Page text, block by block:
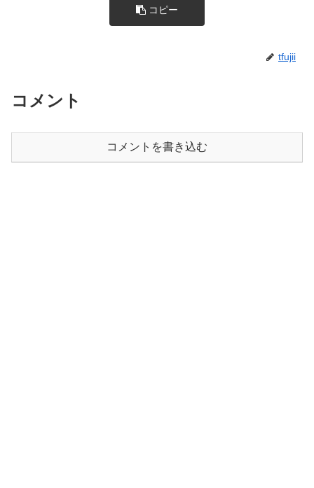
コピー
tfujii
コメント
コメントを書き込む